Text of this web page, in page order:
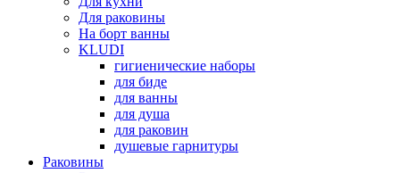
Для раковины
На борт ванны
KLUDI
гигиенические наборы
для биде
для ванны
для душа
для раковин
душевые гарнитуры
Раковины